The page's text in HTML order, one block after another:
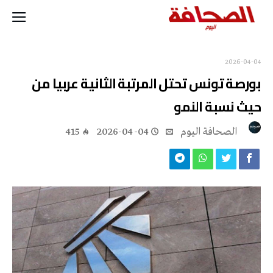
2026-04-04
بورصة تونس تحتل المرتبة الثانية عربيا من
حيث نسبة النمو
2026-04-04
415